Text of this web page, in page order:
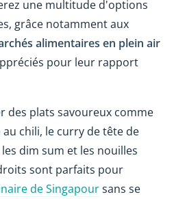
une multitude d'options
grâce notamment aux
alimentaires en plein air
pour leur rapport
des plats savoureux comme
chili, le curry de tête de
dim sum et les nouilles
sont parfaits pour
de Singapoursans se